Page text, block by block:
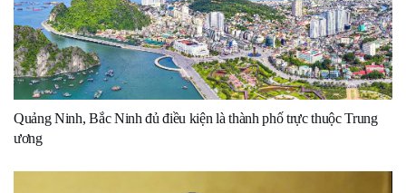
Quảng Ninh, Bắc Ninh đủ điều kiện là thành phố trực thuộc Trung
ương